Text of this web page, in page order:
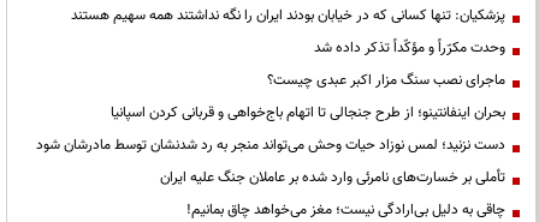
پزشکیان: تنها کسانی که در خیابان بودند ایران را نگه نداشتند همه سهیم هستند
وحدت مکرّراً و مؤکّداً تذکر داده شد
ماجرای نصب سنگ مزار اکبر عبدی چیست؟
بحران اینفانتینو؛ از طرح جنجالی تا اتهام باج‌خواهی و قربانی کردن اسپانیا
دست نزنید؛ لمس نوزاد حیات وحش می‌تواند منجر به رد شدنشان توسط مادرشان شود
تأملی بر خسارت‌های نامرئی وارد شده بر عاملان جنگ علیه ایران
چاقی به دلیل بی‌ارادگی نیست؛ مغز می‌خواهد چاق بمانیم!